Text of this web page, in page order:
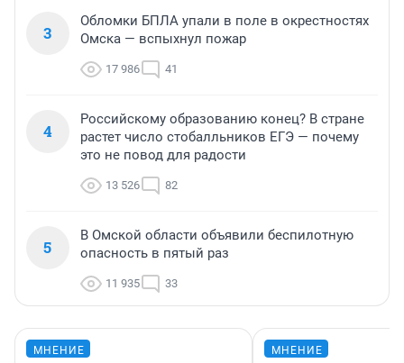
3
Обломки БПЛА упали в поле в окрестностях
Омска — вспыхнул пожар
17 986 41
4
Российскому образованию конец? В стране
растет число стобалльников ЕГЭ — почему
это не повод для радости
13 526 82
5
В Омской области объявили беспилотную
опасность в пятый раз
11 935 33
МНЕНИЕ МНЕНИЕ